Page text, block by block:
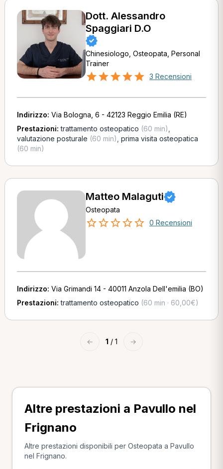
Dott. Alessandro
Spaggiari D.O
Chinesiologo, Osteopata, Personal
Trainer
3 Recensioni
Indirizzo: Via Bologna, 6 - 42123 Reggio Emilia (RE)
Prestazioni:trattamento osteopatico (60 min)
valutazione posturale (60 min) prima visita osteopatica
(60 min)
Matteo Malaguti
Osteopata
0 Recensioni
Indirizzo: Via Grimandi 14 - 40011 Anzola Dell'emilia (BO)
Prestazioni:trattamento osteopatico (60 min · 60,00€)
← 1 / 1 →
Altre prestazioni a Pavullo nel
Frignano
Altre prestazioni disponibili per Osteopata a Pavullo
nel Frignano.